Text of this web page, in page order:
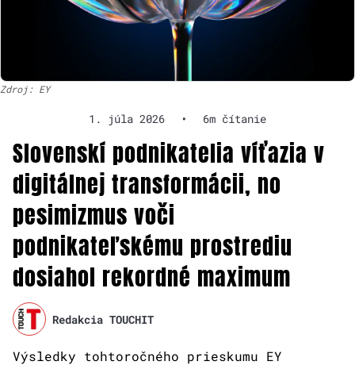
Zdroj: EY
1. júla 2026 • 6m čítanie
Slovenskí podnikatelia víťazia v
digitálnej transformácii, no
pesimizmus voči
podnikateľskému prostrediu
dosiahol rekordné maximum
Redakcia TOUCHIT
Výsledky tohtoročného prieskumu EY